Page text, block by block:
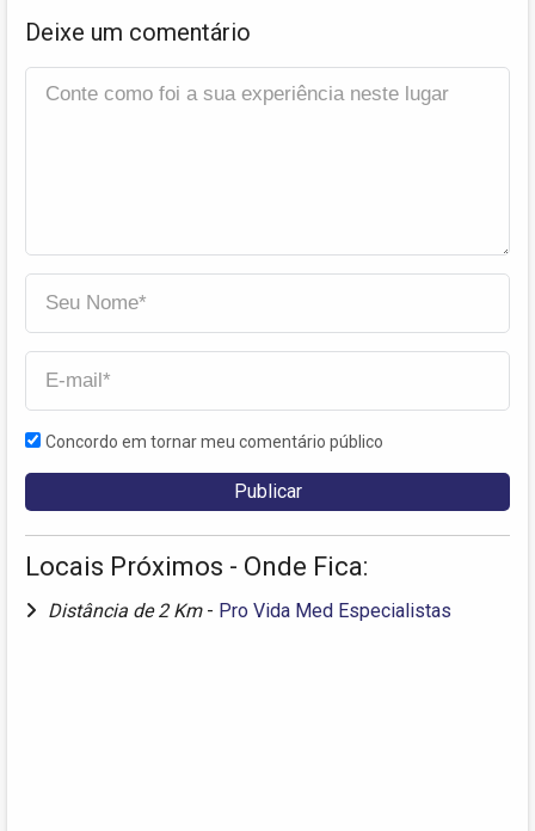
Deixe um comentário
Concordo em tornar meu comentário público
Locais Próximos - Onde Fica:
Distância de 2 Km - Pro Vida Med Especialistas